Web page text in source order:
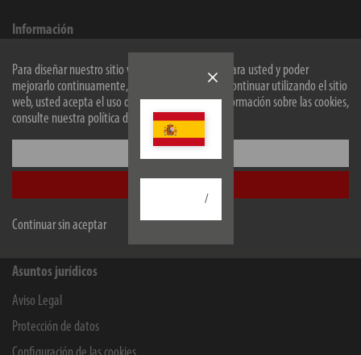
Para diseñar nuestro sitio web de forma óptima para usted y poder
mejorarlo continuamente, utilizamos cookies. Al continuar utilizando el sitio
web, usted acepta el uso de cookies. Para más información sobre las cookies,
consulte nuestra política de privacidad.
Continuar sin aceptar
/
Información
Servicio
Empresa
Minoristas y empresas
Contact for companies
Asuntos jurídicos
Aviso Legal
Protección de datos